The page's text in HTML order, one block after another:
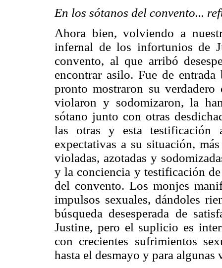
En los sótanos del convento...
Ahora bien, volviendo a
infernal de los infortunios de
convento, al que arribó
encontrar asilo. Fue de
pronto mostraron su
violaron y sodomizaron, la
sótano junto con otras
las otras y esta testificación
expectativas a su situación,
violadas, azotadas y
y la conciencia y testificación
del convento. Los monjes
impulsos sexuales, dándoles
búsqueda desesperada de
Justine, pero el suplicio es
con crecientes sufrimientos
hasta el desmayo y para algunas